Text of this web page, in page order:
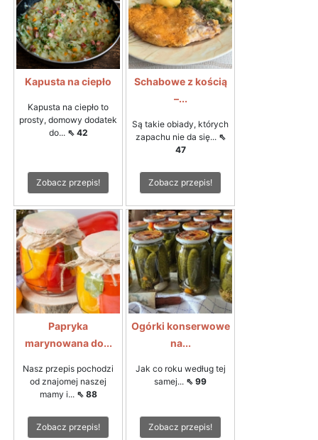
Kapusta na ciepło
Kapusta na ciepło to
prosty, domowy dodatek
do... ⇖ 42
Zobacz przepis!
Schabowe z kością
–...
Są takie obiady, których
zapachu nie da się... ⇖
47
Zobacz przepis!
Papryka
marynowana do...
Nasz przepis pochodzi
od znajomej naszej
mamy i... ⇖ 88
Zobacz przepis!
Ogórki konserwowe
na...
Jak co roku według tej
samej... ⇖ 99
Zobacz przepis!